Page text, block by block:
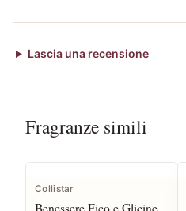
Lascia una recensione
Fragranze simili
Collistar
Benessere Fico e Glicine